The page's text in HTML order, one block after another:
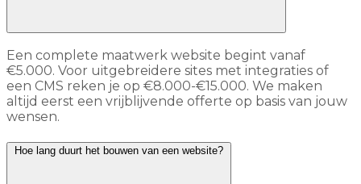
Een complete maatwerk website begint vanaf
€5.000. Voor uitgebreidere sites met integraties of
een CMS reken je op €8.000-€15.000. We maken
altijd eerst een vrijblijvende offerte op basis van jouw
wensen.
Hoe lang duurt het bouwen van een website?